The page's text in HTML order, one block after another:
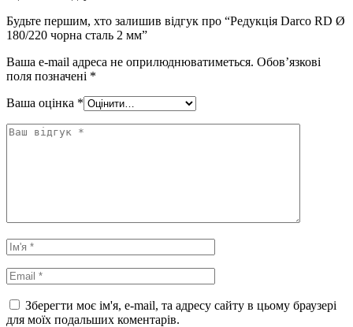
Будьте першим, хто залишив відгук про “Редукція Darco RD Ø
180/220 чорна сталь 2 мм”
Ваша e-mail адреса не оприлюднюватиметься. Обов’язкові
поля позначені *
Ваша оцінка *
Зберегти моє ім'я, e-mail, та адресу сайту в цьому браузері
для моїх подальших коментарів.